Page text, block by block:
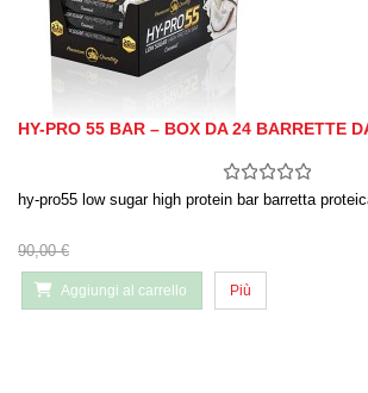
HY-PRO 55 BAR – BOX DA 24 BARRETTE
hy-pro55 low sugar high protein bar barretta
90,00 €
Aggiungi al carrello Più